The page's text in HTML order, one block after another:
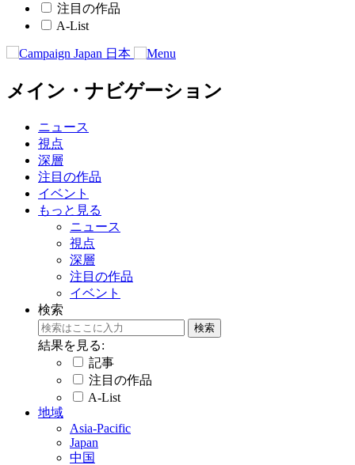
注目の作品
A-List
メイン・ナビゲーション
ニュース
視点
深層
注目の作品
イベント
もっと見る
ニュース
視点
深層
注目の作品
イベント
検索
結果を見る:
記事
注目の作品
A-List
地域
Asia-Pacific
Japan
中国